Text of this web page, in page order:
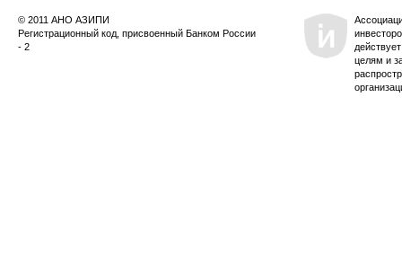
© 2011 АНО АЗИПИ
Регистрационный код, присвоенный Банком России
- 2
целям и